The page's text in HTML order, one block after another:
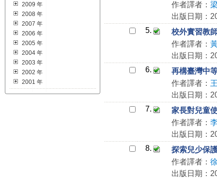
2009 年
2008 年
2007 年
2006 年
2005 年
2004 年
2003 年
2002 年
2001 年
作者譯者：
出版日期：
5.
校外實習教
作者譯者：
出版日期：
6.
再構臺灣中
作者譯者：
出版日期：
7.
家長對兒童
作者譯者：
出版日期：
8.
探索兒少保
作者譯者：
出版日期：